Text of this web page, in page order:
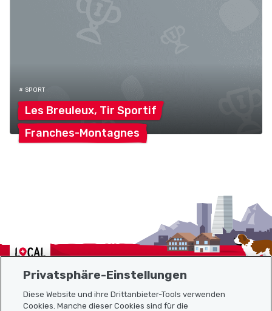
# SPORT
Les Breuleux, Tir Sportif
Franches-Montagnes
Localcities
Privatsphäre-Einstellungen
Diese Website und ihre Drittanbieter-Tools verwenden
Cookies. Manche dieser Cookies sind für die